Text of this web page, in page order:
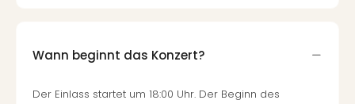
Wann beginnt das Konzert?
Der Einlass startet um 18:00 Uhr. Der Beginn des